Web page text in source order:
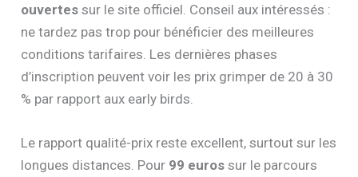
ouvertes sur le site officiel. Conseil aux intéressés :
ne tardez pas trop pour bénéficier des meilleures
conditions tarifaires. Les dernières phases
d’inscription peuvent voir les prix grimper de 20 à 30
% par rapport aux early birds.
Le rapport qualité-prix reste excellent, surtout sur les
longues distances. Pour 99 euros sur le parcours